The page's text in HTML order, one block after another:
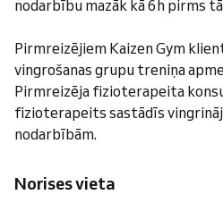
nodarbību mazāk kā 6h pirms
Pirmreizējiem Kaizen Gym
vingrošanas grupu treniņa
Pirmreizēja fizioterapeita
fizioterapeits sastādīs
nodarbībām.
Norises vieta